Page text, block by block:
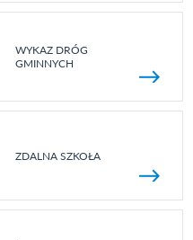
WYKAZ DRÓG
GMINNYCH
ZDALNA SZKOŁA